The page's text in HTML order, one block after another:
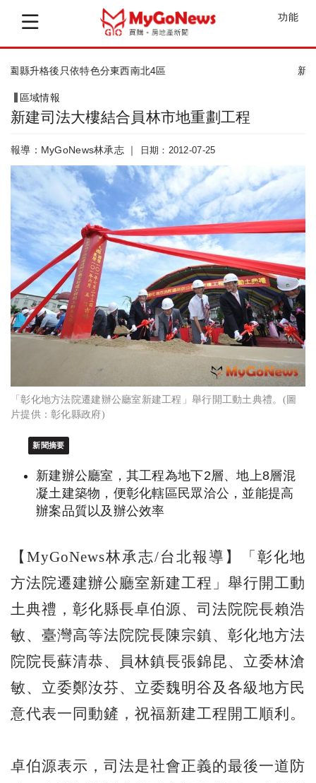
功能
新北市青年社會住宅 租金為同區市價8折
區域情報
新建司法大樓結合員林市地重劃工程
報導：MyGoNews林承志 ｜ 日期：2012-07-25
「彰化地方法院遷建辦公廳室新建工程」舉行開工動土典禮。(圖
片提供：彰化縣政府)
新聞摘要
新建辦公廳室，其工程為地下2層、地上8層混
凝土建築物，便彰化轄區民眾洽公，並能提高
辦案品質以及辦公效率
【MyGoNews林承志/台北報導】「彰化地
方法院遷建辦公廳室新建工程」舉行開工動
土典禮，彰化縣長卓伯源、司法院院長賴浩
敏、臺灣高等法院院長陳宗鎮、彰化地方法
院院長蘇清恭、員林鎮長張錦昆、立委林滄
敏、立委鄭汝芬、立委魏明谷及各級地方民
意代表一同動鏟，祝福新建工程開工順利。
卓伯源表示，司法是社會正義的最後一道防